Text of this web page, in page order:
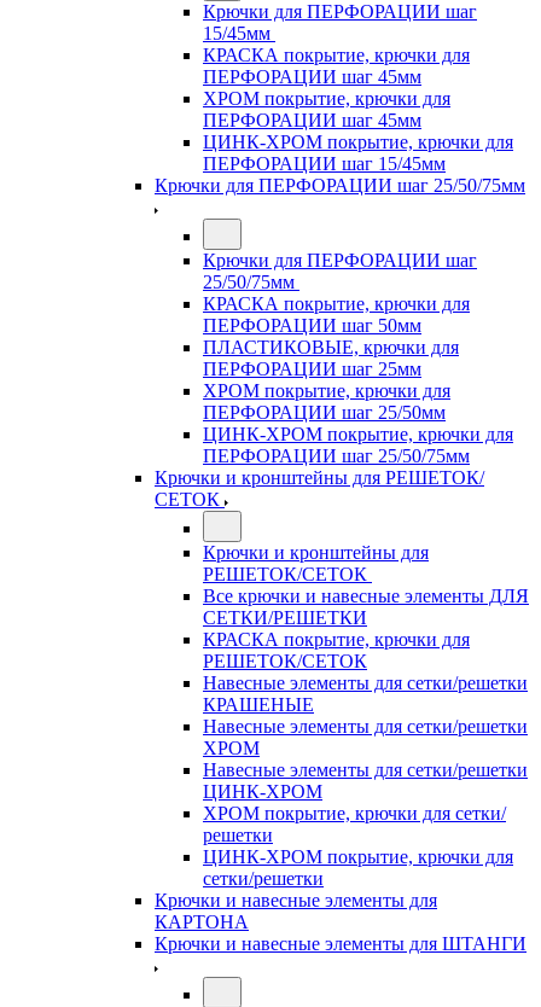
Крючки для ПЕРФОРАЦИИ шаг
15/45мм
КРАСКА покрытие, крючки для
ПЕРФОРАЦИИ шаг 45мм
ХРОМ покрытие, крючки для
ПЕРФОРАЦИИ шаг 45мм
ЦИНК-ХРОМ покрытие, крючки для
ПЕРФОРАЦИИ шаг 15/45мм
Крючки для ПЕРФОРАЦИИ шаг 25/50/75мм
Крючки для ПЕРФОРАЦИИ шаг
25/50/75мм
КРАСКА покрытие, крючки для
ПЕРФОРАЦИИ шаг 50мм
ПЛАСТИКОВЫЕ, крючки для
ПЕРФОРАЦИИ шаг 25мм
ХРОМ покрытие, крючки для
ПЕРФОРАЦИИ шаг 25/50мм
ЦИНК-ХРОМ покрытие, крючки для
ПЕРФОРАЦИИ шаг 25/50/75мм
Крючки и кронштейны для РЕШЕТОК/
СЕТОК
Крючки и кронштейны для
РЕШЕТОК/СЕТОК
Все крючки и навесные элементы ДЛЯ
СЕТКИ/РЕШЕТКИ
КРАСКА покрытие, крючки для
РЕШЕТОК/СЕТОК
Навесные элементы для сетки/решетки
КРАШЕНЫЕ
Навесные элементы для сетки/решетки
ХРОМ
Навесные элементы для сетки/решетки
ЦИНК-ХРОМ
ХРОМ покрытие, крючки для сетки/
решетки
ЦИНК-ХРОМ покрытие, крючки для
сетки/решетки
Крючки и навесные элементы для
КАРТОНА
Крючки и навесные элементы для ШТАНГИ